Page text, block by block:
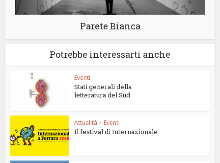
Parete Bianca
Potrebbe interessarti anche
Eventi
Stati generali della
letteratura del Sud
Attualità • Eventi
Il festival di Internazionale